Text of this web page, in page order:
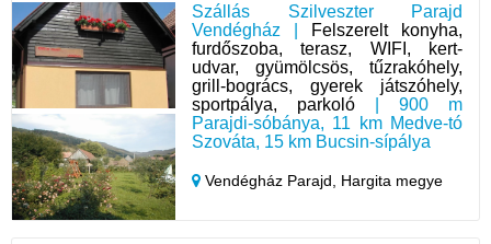
Szállás Szilveszter Parajd
Vendégház |
Felszerelt konyha,
furdőszoba, terasz, WIFI, kert-
udvar, gyümölcsös, tűzrakóhely,
grill-bogrács, gyerek játszóhely,
sportpálya, parkoló | 900 m
Parajdi-sóbánya, 11 km Medve-tó
Szováta, 15 km Bucsin-sípálya
Vendégház Parajd, Hargita megye